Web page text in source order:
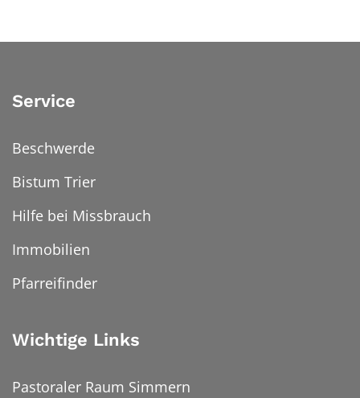
Service
Beschwerde
Bistum Trier
Hilfe bei Missbrauch
Immobilien
Pfarreifinder
Wichtige Links
Pastoraler Raum Simmern